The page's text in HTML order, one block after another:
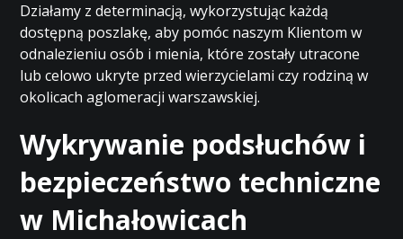
Działamy z determinacją, wykorzystując każdą
dostępną poszlakę, aby pomóc naszym Klientom w
odnalezieniu osób i mienia, które zostały utracone
lub celowo ukryte przed wierzycielami czy rodziną w
okolicach aglomeracji warszawskiej.
Wykrywanie podsłuchów i
bezpieczeństwo techniczne
w Michałowicach